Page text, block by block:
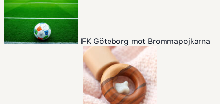
IFK Göteborg mot Brommapojkarna